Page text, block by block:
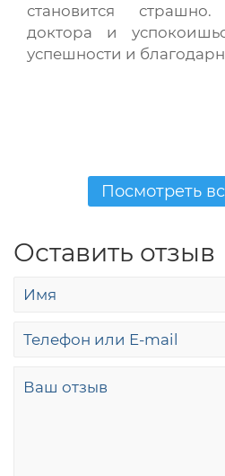
становится
доктора и
успешности и
Посмотреть
Оставить отзыв